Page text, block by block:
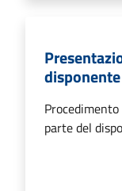
disponente
parte del